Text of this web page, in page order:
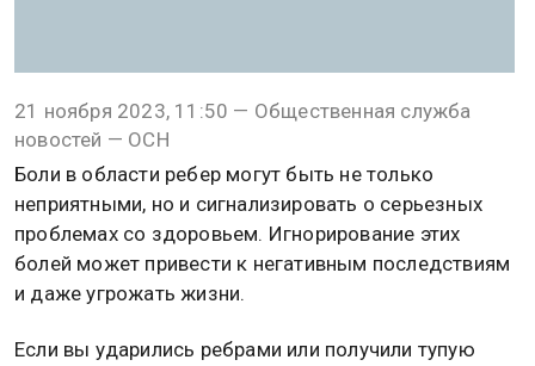
21 ноября 2023, 11:50 — Общественная служба
новостей — ОСН
Боли в области ребер могут быть не только
неприятными, но и сигнализировать о серьезных
проблемах со здоровьем. Игнорирование этих
болей может привести к негативным последствиям
и даже угрожать жизни.
Если вы ударились ребрами или получили тупую